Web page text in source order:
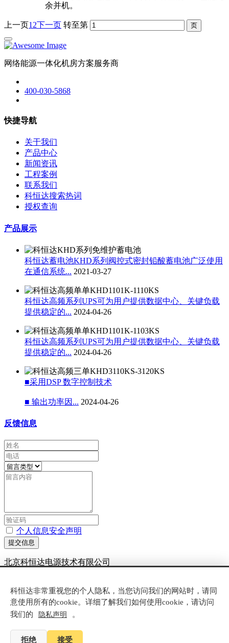
余并机。
上一页1 2下一页 转至第
网络能源一体化机房方案服务商
400-030-5868
快捷导航
关于我们
产品中心
新闻资讯
工程案例
联系我们
科恒达搜索热词
授权查询
产品展示
科恒达蓄电池KHD系列阀控式密封铅酸蓄电池广泛使用
在通信系统... 2021-03-27
科恒达高频系列UPS可为用户提供数据中心、关键负载
提供稳定的... 2024-04-26
科恒达高频系列UPS可为用户提供数据中心、关键负载
提供稳定的... 2024-04-26
■采用DSP 数字控制技术
■ 输出功率因... 2024-04-26
反馈信息
个人信息安全声明
提交信息
北京科恒达电源技术有限公司
技术支持：米拓建站 8.1
电话咨询
产品中心
联系我们
科恒达非常重视您的个人隐私，当您访问我们的网站时，请同
意使用所有的cookie。详细了解我们如何使用cookie，请访问
我们的
隐私声明 。
拒绝 接受